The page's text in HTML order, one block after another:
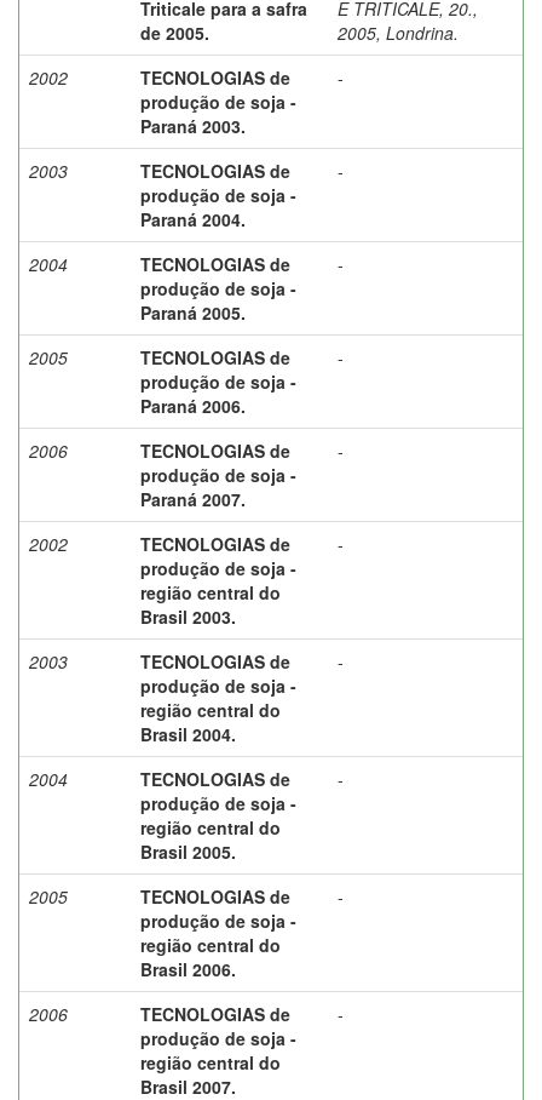
Triticale para a safra
de 2005.
E TRITICALE, 20.,
2005, Londrina.
2002
TECNOLOGIAS de
produção de soja -
Paraná 2003.
-
2003
TECNOLOGIAS de
produção de soja -
Paraná 2004.
-
2004
TECNOLOGIAS de
produção de soja -
Paraná 2005.
-
2005
TECNOLOGIAS de
produção de soja -
Paraná 2006.
-
2006
TECNOLOGIAS de
produção de soja -
Paraná 2007.
-
2002
TECNOLOGIAS de
produção de soja -
região central do
Brasil 2003.
-
2003
TECNOLOGIAS de
produção de soja -
região central do
Brasil 2004.
-
2004
TECNOLOGIAS de
produção de soja -
região central do
Brasil 2005.
-
2005
TECNOLOGIAS de
produção de soja -
região central do
Brasil 2006.
-
2006
TECNOLOGIAS de
produção de soja -
região central do
Brasil 2007.
-